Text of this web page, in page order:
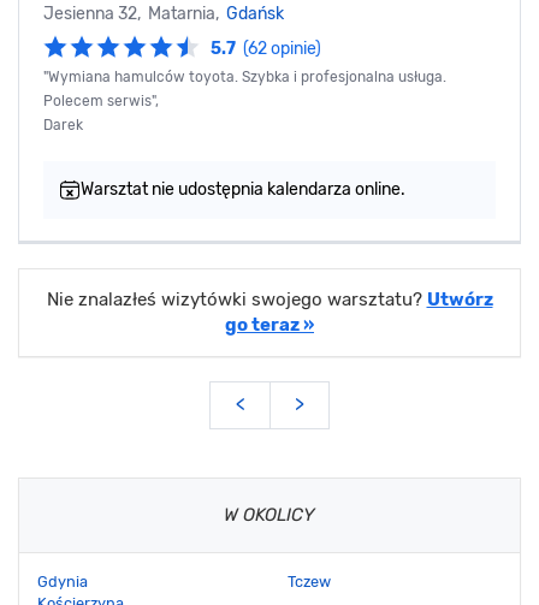
Jesienna 32, Matarnia, Gdańsk
5.7 (62 opinie)
"Wymiana hamulców toyota. Szybka i profesjonalna usługa.
Polecem serwis",
Darek
Warsztat nie udostępnia kalendarza online.
Nie znalazłeś wizytówki swojego warsztatu? Utwórz
go teraz »
< >
W OKOLICY
Gdynia
Tczew